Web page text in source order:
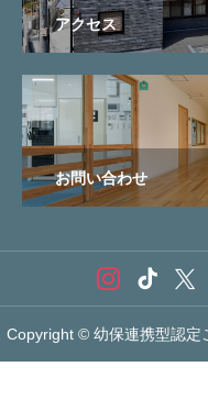
アクセス
お問い合わせ
Copyright © 幼保連携型認定